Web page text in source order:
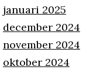
januari 2025
december 2024
november 2024
oktober 2024